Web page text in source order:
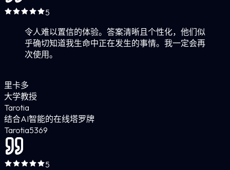
5
令人难以置信的体验。答案清晰且个性化，他们似
乎确切知道我生命中正在发生的事情。我一定会再
次使用。
里卡多
大学教授
Tarotia
结合AI智能的在线塔罗牌
Tarotia5369
5